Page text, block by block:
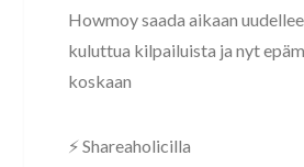
Howmoy saada aikaan
kuluttua kilpailuista ja nyt
koskaan
⚡ Shareaholicilla